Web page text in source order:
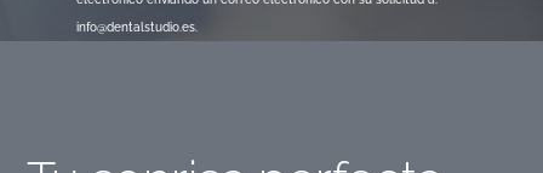
info@dentalstudio.es.